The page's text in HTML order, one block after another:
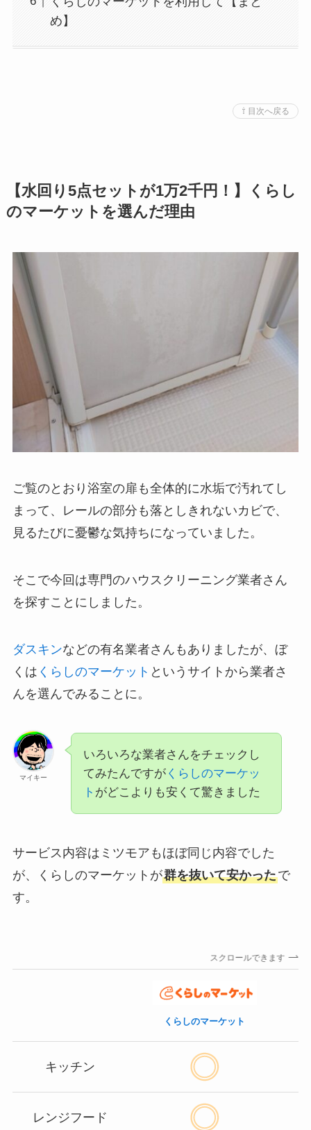
め】
⇧ 目次へ戻る
【水回り5点セットが1万2千円！】くらし
のマーケットを選んだ理由
ご覧のとおり浴室の扉も全体的に水垢で汚れてし
まって、レールの部分も落としきれないカビで、
見るたびに憂鬱な気持ちになっていました。
そこで今回は専門のハウスクリーニング業者さん
を探すことにしました。
ダスキンなどの有名業者さんもありましたが、ぼ
くは くらしのマーケット というサイトから業者さ
んを選んでみることに。
マイキー
いろいろな業者さんをチェックし
てみたんですがくらしのマーケッ
ト がどこよりも安くて驚きました
サービス内容はミツモアもほぼ同じ内容でした
が、くらしのマーケットが群を抜いて安かったで
す。
スクロールできます
くらしのマーケット
キッチン
レンジフード